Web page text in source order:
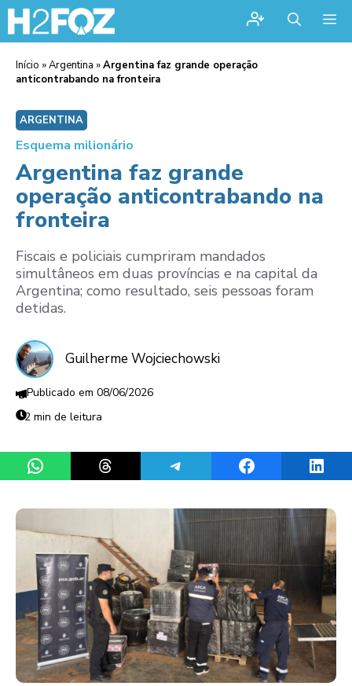
Início »Argentina »Argentina faz grande operação
anticontrabando na fronteira
ARGENTINA
Esquema milionário
Argentina faz grande
operação anticontrabando na
fronteira
Fiscais e policiais cumpriram mandados
simultâneos em duas províncias e na capital da
Argentina; como resultado, seis pessoas foram
detidas.
Guilherme Wojciechowski
08/06/2026
2 min de leitura
Share on WhatsAppShare on ThreadsShare on TelegramShare on Facebook